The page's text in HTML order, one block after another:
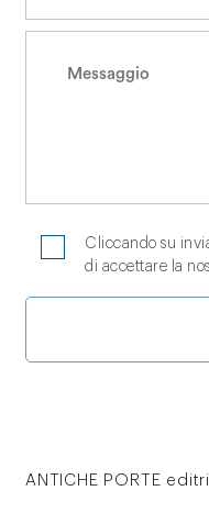
Cliccando su
di accettare la
ANTICHE PORTE